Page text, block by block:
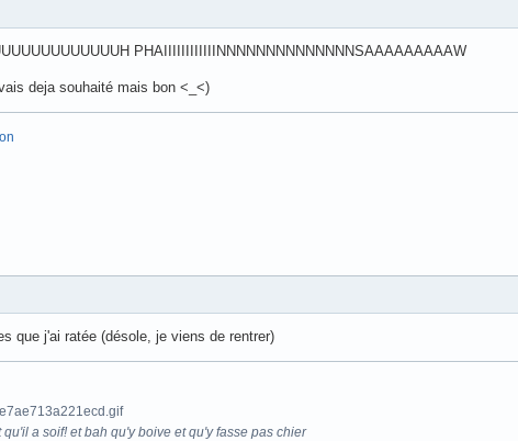
PHAIIIIIIIIIIIINNNNNNNNNNNNNNSAAAAAAAAAW
deja souhaité mais bon <_<)
que j'ai ratée (désole, je viens de rentrer)
a soif! et bah qu'y boive et qu'y fasse pas chier